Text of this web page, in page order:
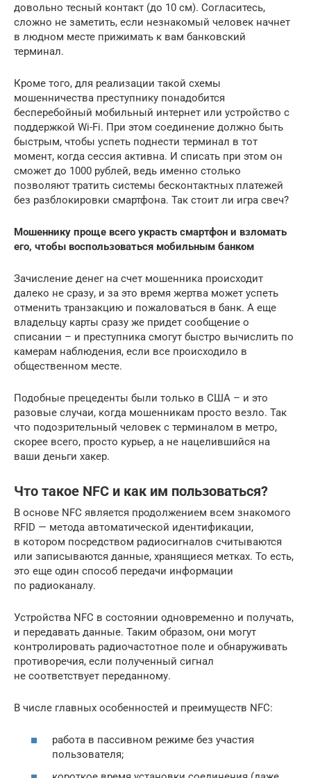
довольно тесный контакт (до 10 см). Согласитесь,
сложно не заметить, если незнакомый человек начнет
в людном месте прижимать к вам банковский
терминал.
Кроме того, для реализации такой схемы
мошенничества преступнику понадобится
бесперебойный мобильный интернет или устройство с
поддержкой Wi-Fi. При этом соединение должно быть
быстрым, чтобы успеть поднести терминал в тот
момент, когда сессия активна. И списать при этом он
сможет до 1000 рублей, ведь именно столько
позволяют тратить системы бесконтактных платежей
без разблокировки смартфона. Так стоит ли игра свеч?
Мошеннику проще всего украсть смартфон и взломать
его, чтобы воспользоваться мобильным банком
Зачисление денег на счет мошенника происходит
далеко не сразу, и за это время жертва может успеть
отменить транзакцию и пожаловаться в банк. А еще
владельцу карты сразу же придет сообщение о
списании – и преступника смогут быстро вычислить по
камерам наблюдения, если все происходило в
общественном месте.
Подобные прецеденты были только в США – и это
разовые случаи, когда мошенникам просто везло. Так
что подозрительный человек с терминалом в метро,
скорее всего, просто курьер, а не нацелившийся на
ваши деньги хакер.
Что такое NFC и как им пользоваться?
В основе NFC является продолжением всем знакомого
RFID — метода автоматической идентификации,
в котором посредством радиосигналов считываются
или записываются данные, хранящиеся метках. То есть,
это еще один способ передачи информации
по радиоканалу.
Устройства NFC в состоянии одновременно и получать,
и передавать данные. Таким образом, они могут
контролировать радиочастотное поле и обнаруживать
противоречия, если полученный сигнал
не соответствует переданному.
В числе главных особенностей и преимуществ NFC:
работа в пассивном режиме без участия
пользователя;